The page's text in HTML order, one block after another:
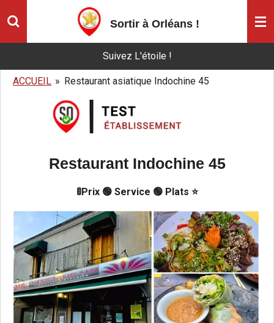
Passer
Sortir à Orléans !
Suivez L'étoile !
ACCUEIL » Restaurant asiatique Indochine 45
Restaurant Indochine 45
🚦Prix 🟢 Service 🟢 Plats ⭐